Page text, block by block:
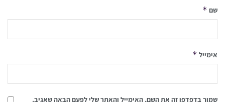
שם *
אימייל *
שמור בדפדפן זה את השם, האימייל והאתר שלי לפעם הבאה שאגיב.